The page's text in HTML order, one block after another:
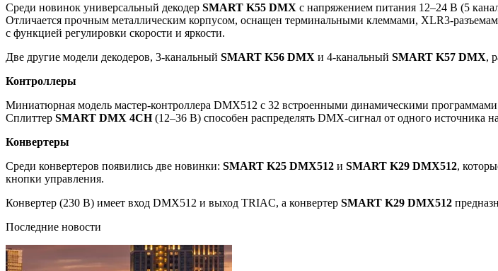
Среди новинок универсальный декодер SMART K55 DMX с напряжением питания 12–24 В (5
Отличается прочным металлическим корпусом, оснащен терминальными клеммами, XLR3-
с функцией регулировки скорости и яркости.
Две другие модели декодеров, 3-канальный SMART K56 DMX и 4-канальный SMART K57 DMX,
Контроллеры
Миниатюрная модель мастер-контроллера DMX512 с 32 встроенными динамическими
Сплиттер SMART DMX 4CH(12–36 В) способен распределять DMX-сигнал от одного
Конвертеры
Среди конвертеров появились две новинки: SMART K25 DMX512 и SMART K29 DMX512,
кнопки управления.
Конвертер (230 В) имеет вход DMX512 и выход TRIAC, а конвертер SMART K29 DMX512
Последние новости